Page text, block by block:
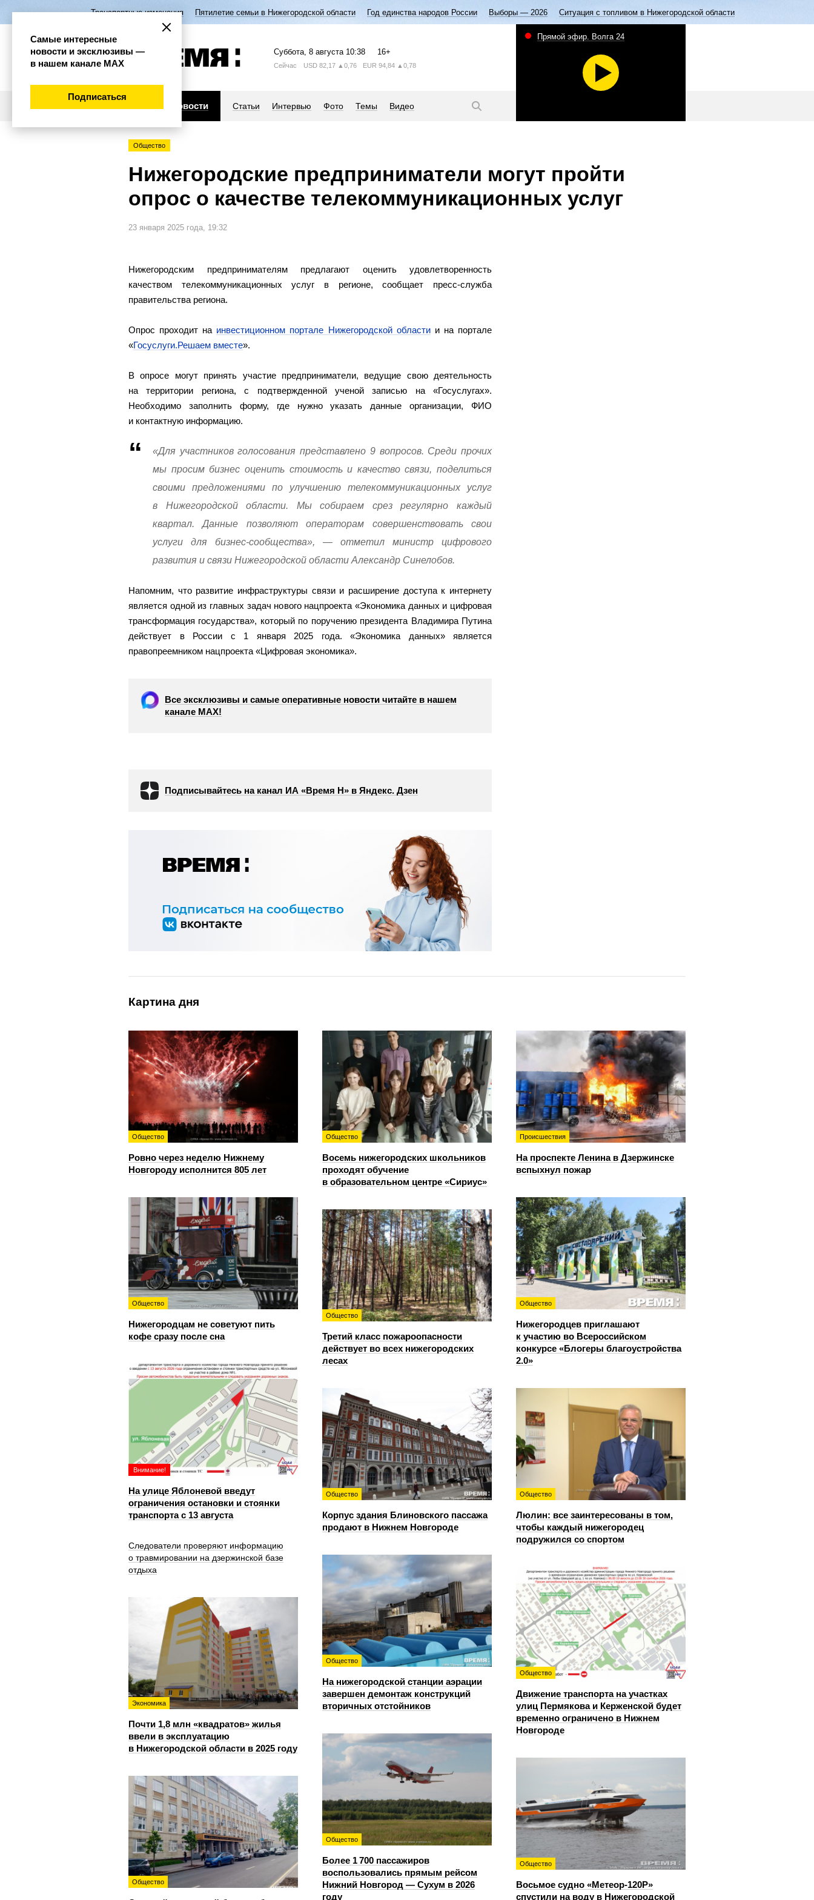
Транспортные изменения Пятилетие семьи в Нижегородской области Год единства народов России Выборы — 2026 Ситуация с топливом в Нижегородской области
Суббота, 8 августа 10:38 16+
Сейчас USD 82,17 ▲0,76 EUR 94,84 ▲0,78
Новости Статьи Интервью Фото Темы Видео
Прямой эфир. Волга 24
Общество
Нижегородские предприниматели могут пройти
опрос о качестве телекоммуникационных услуг
23 января 2025 года, 19:32
Нижегородским предпринимателям предлагают оценить удовлетворенность
качеством телекоммуникационных услуг в регионе, сообщает пресс-служба
правительства региона.
Опрос проходит на инвестиционном портале Нижегородской областии на портале
«Госуслуги.Решаем вместе».
В опросе могут принять участие предприниматели, ведущие свою деятельность
на территории региона, с подтвержденной ученой записью на «Госуслугах».
Необходимо заполнить форму, где нужно указать данные организации, ФИО
и контактную информацию.
«Для участников голосования представлено 9 вопросов. Среди прочих
мы просим бизнес оценить стоимость и качество связи, поделиться
своими предложениями по улучшению телекоммуникационных услуг
в Нижегородской области. Мы собираем срез регулярно каждый
квартал. Данные позволяют операторам совершенствовать свои
услуги для бизнес-сообщества», — отметил министр цифрового
развития и связи Нижегородской области Александр Синелобов.
Напомним, что развитие инфраструктуры связи и расширение доступа к интернету
является одной из главных задач нового нацпроекта «Экономика данных и цифровая
трансформация государства», который по поручению президента Владимира Путина
действует в России с 1 января 2025 года. «Экономика данных» является
правопреемником нацпроекта «Цифровая экономика».
Все эксклюзивы и самые оперативные новости читайте в нашем
канале МАХ!
Подписывайтесь на канал ИА «Время Н» в Яндекс. Дзен
Картина дня
Общество
Ровно через неделю Нижнему
Новгороду исполнится 805 лет
Общество
Восемь нижегородских школьников
проходят обучение
в образовательном центре «Сириус»
Происшествия
На проспекте Ленина в Дзержинске
вспыхнул пожар
Общество
Нижегородцам не советуют пить
кофе сразу после сна
Общество
Нижегородцев приглашают
к участию во Всероссийском
конкурсе «Блогеры благоустройства
2.0»
Общество
Третий класс пожароопасности
действует во всех нижегородских
лесах
Внимание!
На улице Яблоневой введут
ограничения остановки и стоянки
транспорта с 13 августа
Общество
Корпус здания Блиновского пассажа
продают в Нижнем Новгороде
Общество
Люлин: все заинтересованы в том,
чтобы каждый нижегородец
подружился со спортом
Следователи проверяют информацию
о травмировании на дзержинской базе
отдыха
Общество
На нижегородской станции аэрации
завершен демонтаж конструкций
вторичных отстойников
Общество
Движение транспорта на участках
улиц Пермякова и Керженской будет
временно ограничено в Нижнем
Новгороде
Экономика
Почти 1,8 млн «квадратов» жилья
ввели в эксплуатацию
в Нижегородской области в 2025 году
Общество
Более 1 700 пассажиров
воспользовались прямым рейсом
Нижний Новгород — Сухум в 2026
году
Общество
Восьмое судно «Метеор-120Р»
спустили на воду в Нижегородской
Общество
Самые интересные
новости и эксклюзивы —
в нашем канале МАХ
Подписаться